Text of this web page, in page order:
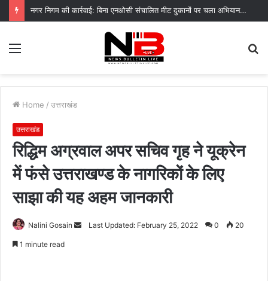
नगर निगम की कार्रवाई: बिना एनओसी संचालित मीट दुकानों पर चला अभियान, 45250 रुपये का चालान
Menu
Home / उत्तराखंड
उत्तराखंड
रिद्धिम अग्रवाल अपर सचिव गृह ने यूक्रेन
में फंसे उत्तराखण्ड के नागरिकों के लिए
साझा की यह अहम जानकारी
Nalini Gosain
SendLast Updated: February 25, 2022 0 20
1 minute read